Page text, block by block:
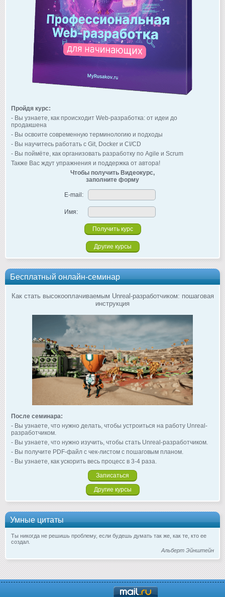
Пройдя курс:
- Вы узнаете, как происходит Web-разработка: от идеи до
продакшена
- Вы освоите современную терминологию и подходы
- Вы научитесь работать с Git, Docker и CI/CD
- Вы поймёте, как организовать разработку по Agile и Scrum
Также Вас ждут упражнения и поддержка от автора!
Чтобы получить Видеокурс,
заполните форму
E-mail:
Имя:
Другие курсы
Бесплатный онлайн-семинар
Как стать высокооплачиваемым Unreal-разработчиком: пошаговая
инструкция
После семинара:
- Вы узнаете, что нужно делать, чтобы устроиться на работу Unreal-
разработчиком.
- Вы узнаете, что нужно изучить, чтобы стать Unreal-разработчиком.
- Вы получите PDF-файл с чек-листом с пошаговым планом.
- Вы узнаете, как ускорить весь процесс в 3-4 раза.
Записаться
Другие курсы
Умные цитаты
Ты никогда не решишь проблему, если будешь думать так же, как те, кто ее
создал.
Альберт Эйнштейн